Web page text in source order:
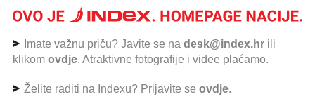
Imate važnu priču? Javite se na desk@index.hr ili
klikom ovdje. Atraktivne fotografije i videe plaćamo.
Želite raditi na Indexu? Prijavite se ovdje.